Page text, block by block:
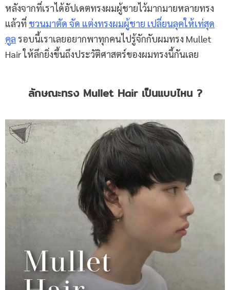
หลังจากที่เราได้อัปเดตทรงผมผู้ชายไว้มากมายหลายทรง
แล้วที่ ชวนมาตัด จัด แต่งทรงผมผู้ชาย เปลี่ยนลุคให้เท่สุด
คูล รอบนี้เราเลยอยากพาทุกคนไปรู้จักกับผมทรง Mullet
Hair ให้ลึกยิ่งขึ้นถึงประวัติศาสตร์ของผมทรงนี้กันเลย
ลักษณะทรง Mullet Hair เป็นแบบไหน ?